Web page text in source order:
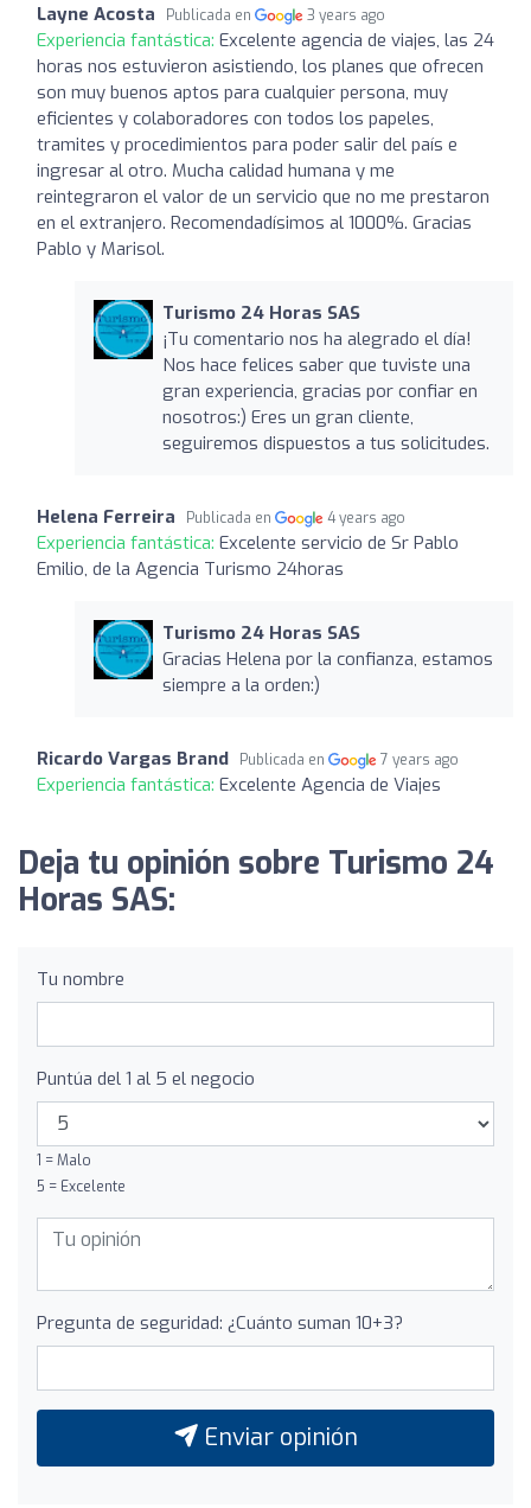
Layne Acosta Publicada en 3 years ago
Experiencia fantástica: Excelente agencia de viajes, las 24
horas nos estuvieron asistiendo, los planes que ofrecen
son muy buenos aptos para cualquier persona, muy
eficientes y colaboradores con todos los papeles,
tramites y procedimientos para poder salir del país e
ingresar al otro. Mucha calidad humana y me
reintegraron el valor de un servicio que no me prestaron
en el extranjero. Recomendadísimos al 1000%. Gracias
Pablo y Marisol.
Turismo 24 Horas SAS
¡Tu comentario nos ha alegrado el día!
Nos hace felices saber que tuviste una
gran experiencia, gracias por confiar en
nosotros:) Eres un gran cliente,
seguiremos dispuestos a tus solicitudes.
Helena Ferreira Publicada en 4 years ago
Experiencia fantástica: Excelente servicio de Sr Pablo
Emilio, de la Agencia Turismo 24horas
Turismo 24 Horas SAS
Gracias Helena por la confianza, estamos
siempre a la orden:)
Ricardo Vargas Brand Publicada en 7 years ago
Experiencia fantástica: Excelente Agencia de Viajes
Deja tu opinión sobre Turismo 24
Horas SAS:
Tu nombre
Puntúa del 1 al 5 el negocio
1 = Malo
5 = Excelente
Pregunta de seguridad: ¿Cuánto suman 10+3?
Enviar opinión